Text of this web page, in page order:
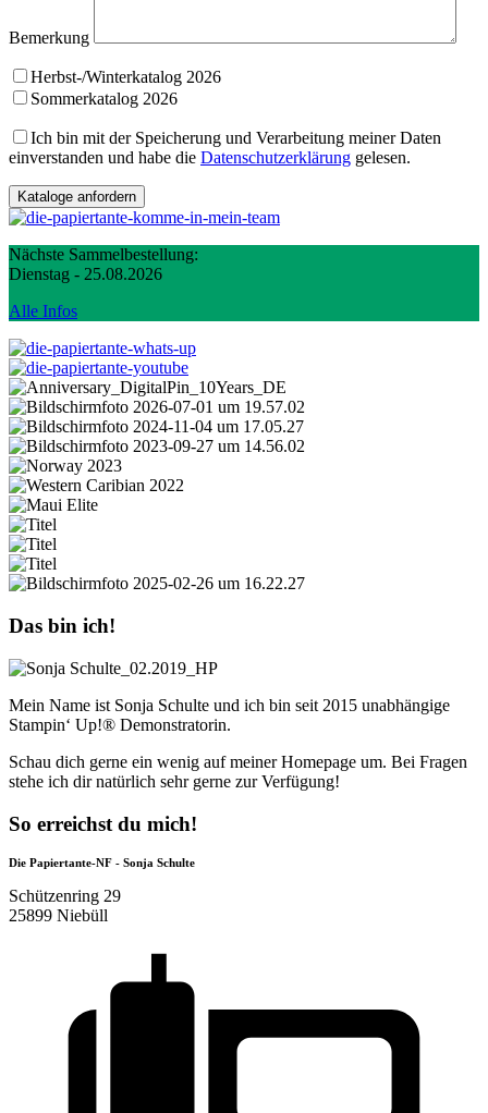
Bemerkung
Herbst-/Winterkatalog 2026
Sommerkatalog 2026
Ich bin mit der Speicherung und Verarbeitung meiner Daten
einverstanden und habe die Datenschutzerklärung gelesen.
Nächste Sammelbestellung:
Dienstag - 25.08.2026
Alle Infos
Das bin ich!
Mein Name ist Sonja Schulte und ich bin seit 2015 unabhängige
Stampin‘ Up!® Demonstratorin.
Schau dich gerne ein wenig auf meiner Homepage um. Bei Fragen
stehe ich dir natürlich sehr gerne zur Verfügung!
So erreichst du mich!
Die Papiertante-NF - Sonja Schulte
Schützenring 29
25899 Niebüll